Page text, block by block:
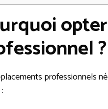
?
professionnels